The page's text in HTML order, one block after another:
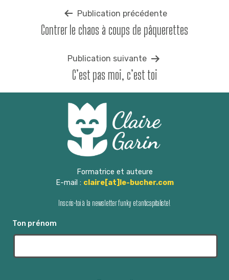
Navigation
Publication précédente
Contrer le chaos à coups de pâquerettes
Publication suivante
C’est pas moi, c’est toi
Formatrice et auteure
E-mail : claire[at]le-bucher.com
Inscris-toi à la newsletter funky et anticapitaliste!
Ton prénom